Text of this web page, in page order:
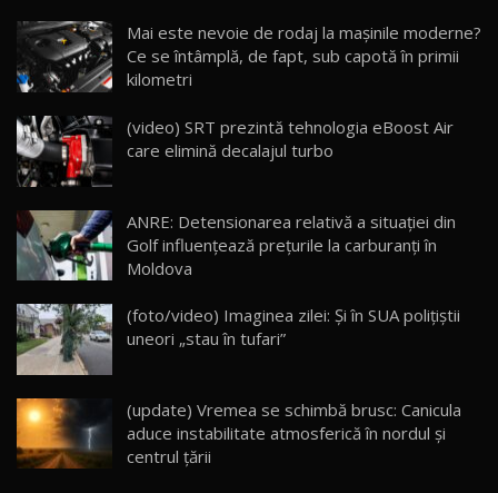
15 14:37
16
AutoBlogMD
13:10
17 20:06
Va fi modelul nr.1 BYD în Moldova? BYD Seal U
30:08
AutoBlog.MD
23:36
20
Noul ZEEKR 7X / Test Drive AutoBlog.MD
29:08
Mai este nevoie de rodaj la mașinile moderne?
Ce se întâmplă, de fapt, sub capotă în primii
kilometri
(video) SRT prezintă tehnologia eBoost Air
care elimină decalajul turbo
ANRE: Detensionarea relativă a situației din
Golf influențează prețurile la carburanți în
Moldova
(foto/video) Imaginea zilei: Și în SUA polițiștii
uneori „stau în tufari”
(update) Vremea se schimbă brusc: Canicula
aduce instabilitate atmosferică în nordul și
centrul țării